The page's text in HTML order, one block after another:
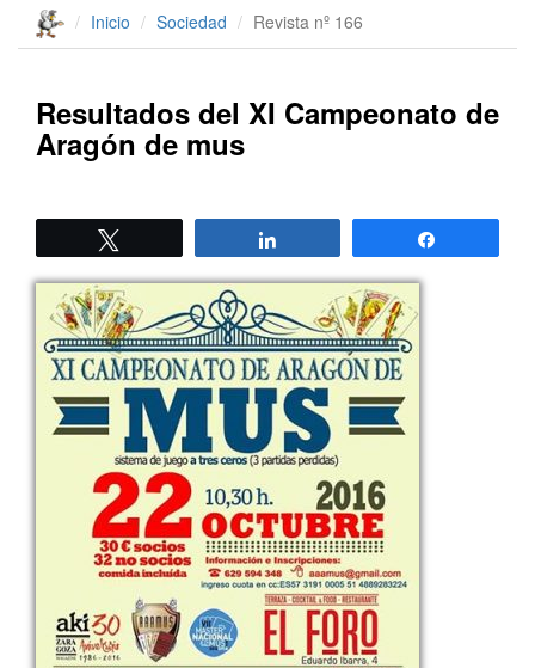
Inicio Sociedad Revista nº 166
Resultados del XI Campeonato de
Aragón de mus